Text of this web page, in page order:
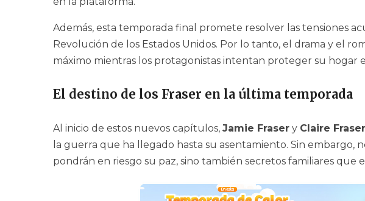
Además, esta temporada final promete resolver las tensiones
Revolución de los Estados Unidos. Por lo tanto, el drama y el
máximo mientras los protagonistas intentan proteger su hogar
El destino de los Fraser en la última temporada
Al inicio de estos nuevos capítulos, Jamie Fraser y Claire Fraser
la guerra que ha llegado hasta su asentamiento. Sin embargo,
pondrán en riesgo su paz, sino también secretos familiares que